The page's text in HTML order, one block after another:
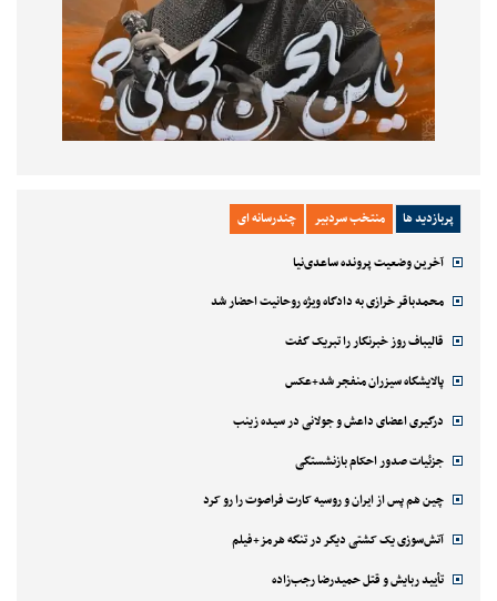
پربازدید ها منتخب سردبیر چندرسانه ای
آخرین وضعیت پرونده ساعدی‌نیا
محمدباقر خرازی به دادگاه ویژه روحانیت احضار شد
قالیباف روز خبرنگار را تبریک گفت
پالایشگاه سیزران منفجر شد+عکس
درگیری اعضای داعش و جولانی در سیده زینب
جزئیات صدور احکام بازنشستگی
چین هم پس از ایران و روسیه کارت فراصوت را رو کرد
آتش‌سوزی یک کشتی دیگر در تنگه هرمز+فیلم
تأیید ربایش و قتل حمیدرضا رجب‌زاده